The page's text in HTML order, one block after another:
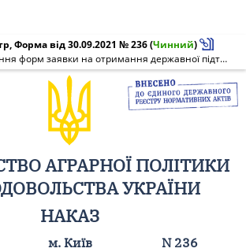
Форма від 30.09.2021 № 236(Чинний)
Про затвердження форм заявки на отримання державної підтримки виробників картоплі, реєстру та форми звітності